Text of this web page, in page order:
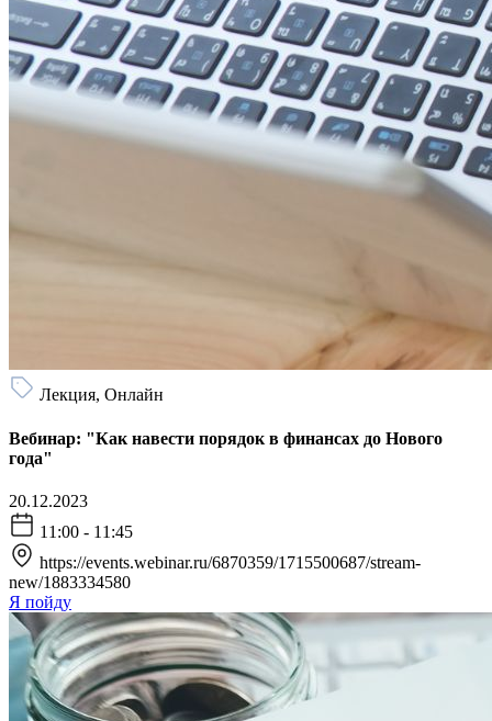
Лекция, Онлайн
Вебинар: "Как навести порядок в финансах до Нового
года"
20.12.2023
11:00 - 11:45
https://events.webinar.ru/6870359/1715500687/stream-
new/1883334580
Я пойду